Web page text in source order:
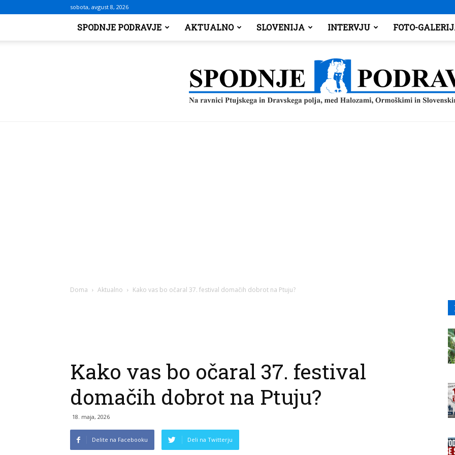
sobota, avgust 8, 2026
SPODNJE PODRAVJE AKTUALNO SLOVENIJA INTERVJU FOTO-
Doma Aktualno Kako vas bo očaral 37. festival domačih dobrot na Ptuju?
Kako vas bo očaral 37. festival
domačih dobrot na Ptuju?
18. maja, 2026
Delite na Facebooku Deli na Twitterju